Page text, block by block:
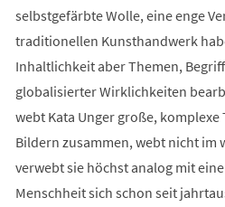
selbstgefärbte Wolle, eine enge
traditionellen Kunsthandwerk
Inhaltlichkeit aber Themen,
globalisierter Wirklichkeiten
webt Kata Unger große,
Bildern zusammen, webt nicht im
verwebt sie höchst analog mit
Menschheit sich schon seit